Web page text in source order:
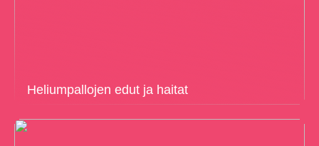
Heliumpallojen edut ja haitat